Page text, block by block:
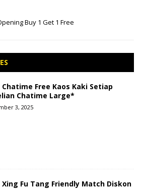
Buy 1 Get 1 Free
Chatime Free Kaos Kaki Setiap
Chatime Large*
3, 2025
Xing Fu Tang Friendly Match Diskon